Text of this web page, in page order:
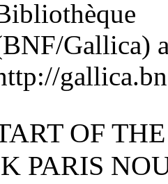
Gallica)
OF
PARIS